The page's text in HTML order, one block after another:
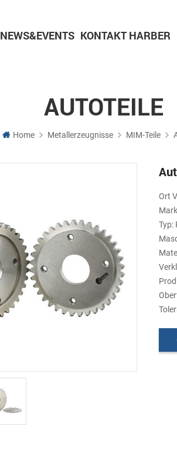
NEWS&EVENTS KONTAKT HARBER
AUTOTEILE
Home Metallerzeugnisse MIM-Teile
Ort
Typ: